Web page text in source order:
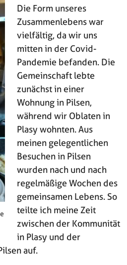
Die Form unseres
Zusammenlebens war
vielfältig, da wir uns
mitten in der Covid-
Pandemie befanden. Die
Gemeinschaft lebte
zunächst in einer
Wohnung in Pilsen,
während wir Oblaten in
Plasy wohnten. Aus
meinen gelegentlichen
Besuchen in Pilsen
wurden nach und nach
regelmäßige Wochen des
gemeinsamen Lebens. So
teilte ich meine Zeit
zwischen der Kommunität
in Plasy und der
auf.